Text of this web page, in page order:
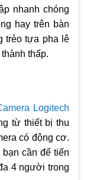
khiển từ xa.
nhanh chóng
hay trên bàn
trẻo tựa pha lê
thấp.
Logitech
từ thiết bị thu
có động cơ.
cần để tiến
4 người trong